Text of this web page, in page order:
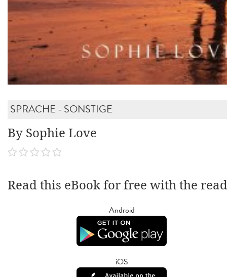
SPRACHE - SONSTIGE
By Sophie Love
Read this eBook for free with the
Android
iOS